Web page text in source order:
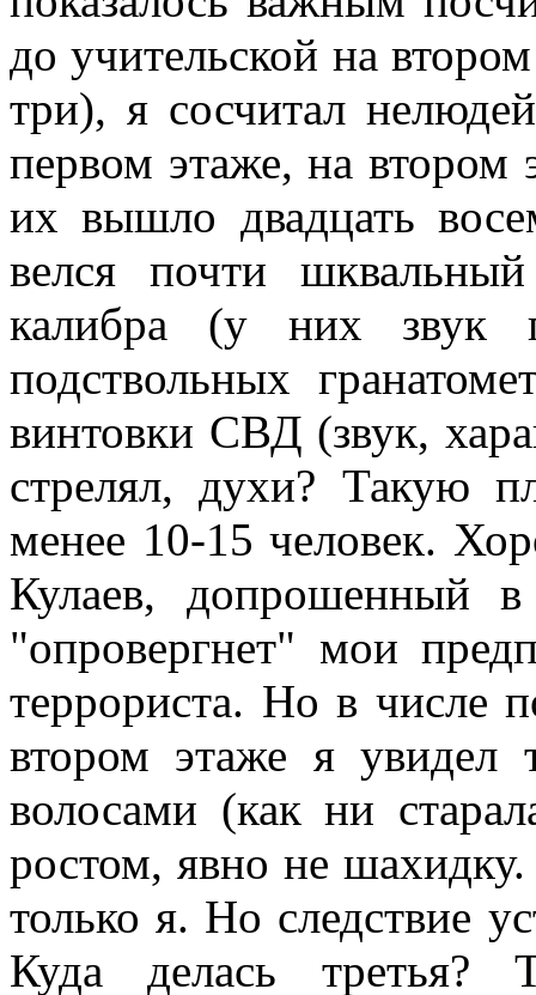
до учительской на
три), я сосчитал
первом этаже, на втором
их вышло двадцать
велся почти
калибра (у них звук
подствольных
винтовки СВД (звук,
стрелял, духи? Такую
менее 10-15 человек.
Кулаев, допрошенный
"опровергнет" мои
террориста. Но в числе
втором этаже я
волосами (как ни
ростом, явно не
только я. Но следствие
Куда делась